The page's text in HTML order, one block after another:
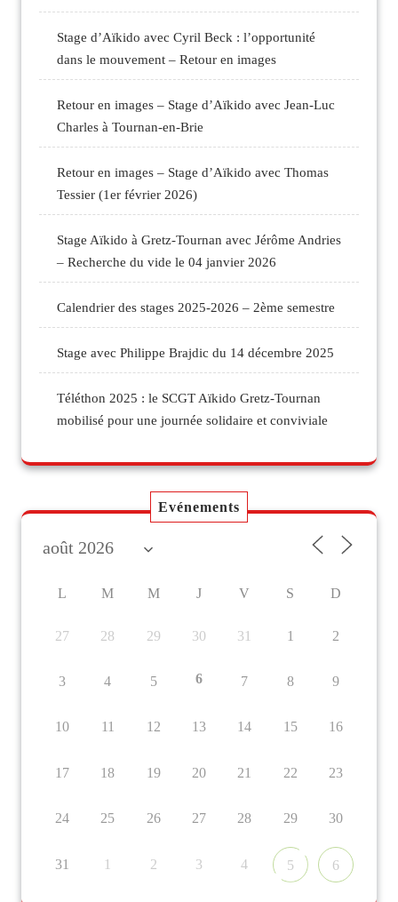
Stage d’Aïkido avec Cyril Beck : l’opportunité
dans le mouvement – Retour en images
Retour en images – Stage d’Aïkido avec Jean-Luc
Charles à Tournan-en-Brie
Retour en images – Stage d’Aïkido avec Thomas
Tessier (1er février 2026)
Stage Aïkido à Gretz-Tournan avec Jérôme Andries
– Recherche du vide le 04 janvier 2026
Calendrier des stages 2025-2026 – 2ème semestre
Stage avec Philippe Brajdic du 14 décembre 2025
Téléthon 2025 : le SCGT Aïkido Gretz-Tournan
mobilisé pour une journée solidaire et conviviale
Evénements
L M M J V S D
27 28 29 30 31 1 2
3 4 5 6 7 8 9
10 11 12 13 14 15 16
17 18 19 20 21 22 23
24 25 26 27 28 29 30
31 1 2 3 4 5 6